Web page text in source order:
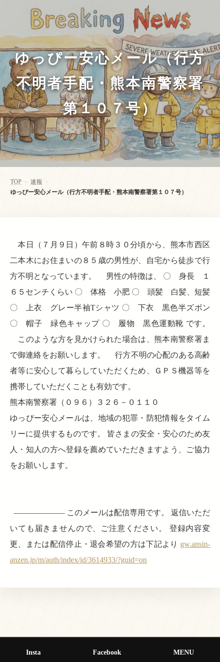
ゆっぴー安心メール（行方
不明者手配・熊本南警察署
第１０７号）
TOP > 速報 >
ゆっぴー安心メール（行方不明者手配・熊本南警察署第１０７号）
本日（７月９日）午前８時３０分頃から、熊本市西区
二本木にお住まいの８５歳の男性が、自宅から徒歩で行
方不明となっています。 男性の特徴は、 〇 身長 １
６５センチくらい 〇 体格 小肥 〇 頭髪 白髪、短髪
〇 上衣 グレー半袖Tシャツ 〇 下衣 黒色半ズボン
〇 帽子 緑色キャップ 〇 履物 黒色運動靴 です。
このような方を見かけられた場合は、熊本南警察署ま
で御連絡をお願いします。 行方不明の心配のある高齢
者等に安心して暮らしていただくため、ＧＰＳ機器等を
携帯していただくことも有効です。
熊本南警察署（０９６）３２６－０１１０
ゆっぴー安心メールは、地域の犯罪・防犯情報をタイム
リーに提供するものです。 皆さまの安全・安心のため友
人・知人の方へ登録を薦めていただきますよう、ご協力
をお願いします。
——————– このメールは配信専用です。 返信いただ
いても届きませんので、ご注意ください。 登録内容変
更、または配信停止・退会希望の方は下記より gw.ansin-
anzen.jp/m/auth/index/id/3614933/?guid=on
Insta Facebook MENU